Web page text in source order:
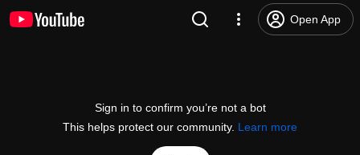
Open App
Sign in to confirm you’re not a bot
This helps protect our community. Learn more